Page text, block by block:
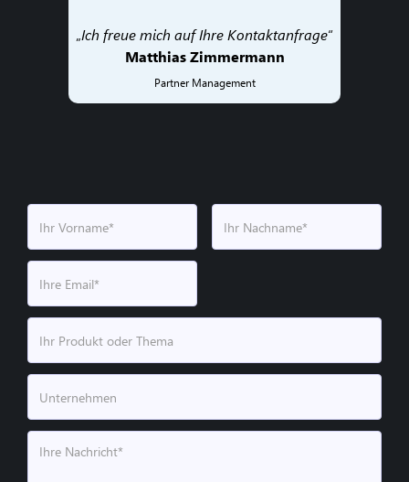
„Ich freue mich auf Ihre Kontaktanfrage“
Matthias Zimmermann
Partner Management